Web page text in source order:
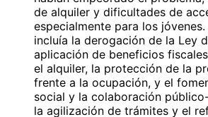
de alquiler y dificultades de
especialmente para los
incluía la derogación de la Ley
aplicación de beneficios
el alquiler, la protección de la
frente a la ocupación, y el
social y la colaboración
la agilización de trámites y el